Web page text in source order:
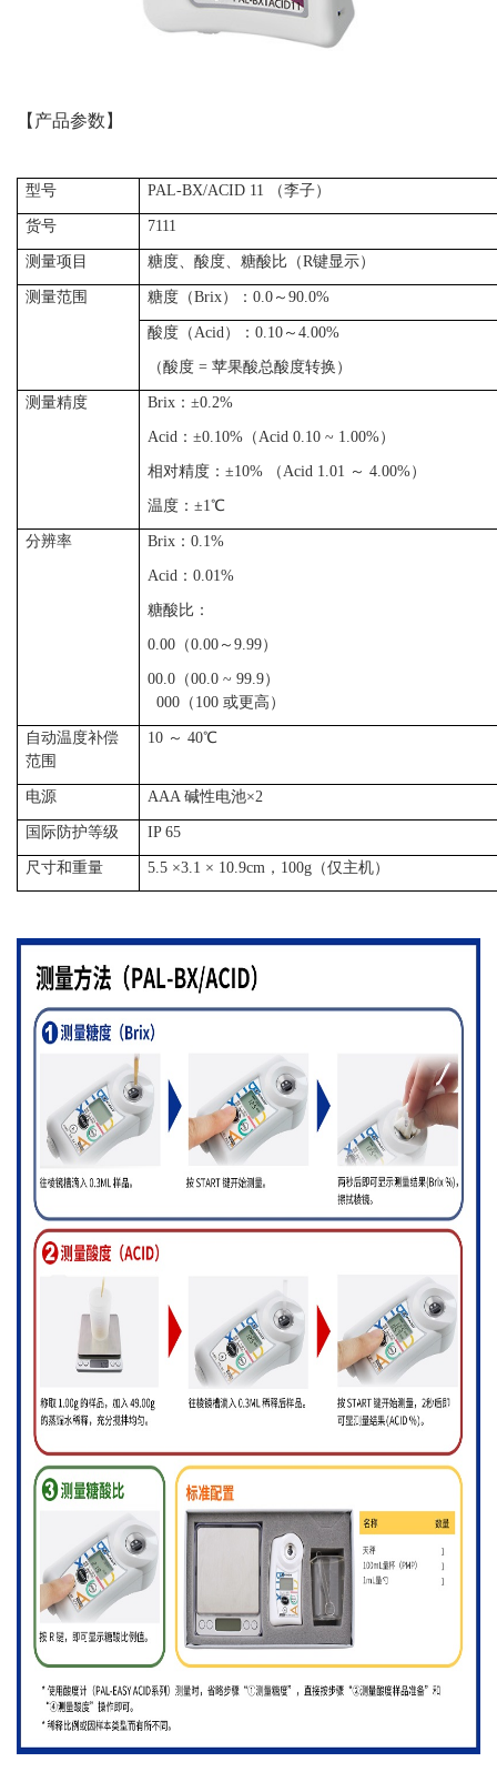
【产品参数】
型号 PAL-BX/ACID 11 （李子）
货号 7111
测量项目 糖度、酸度、糖酸比（R键显示）
测量范围 糖度（Brix）：0.0～90.0%
酸度（Acid）：0.10～4.00%
（酸度 = 苹果酸总酸度转换）
测量精度 Brix：±0.2%
Acid： ±0.10%（Acid 0.10 ~ 1.00%）
相对精度：±10% （Acid 1.01 ～ 4.00%）
温度：±1℃
分辨率 Brix：0.1%
Acid： 0.01%
糖酸比：
0.00（0.00～9.99）
00.0（00.0 ~ 99.9）
000（100 或更高）
自动温度补偿
范围
10 ～ 40℃
电源 AAA 碱性电池×2
国际防护等级 IP 65
尺寸和重量 5.5 ×3.1 × 10.9cm，100g（仅主机）